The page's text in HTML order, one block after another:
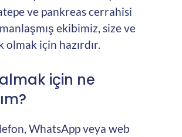
ve pankreas cerrahisi
ekibimiz, size ve
olmak için hazırdır.
için ne
WhatsApp veya web